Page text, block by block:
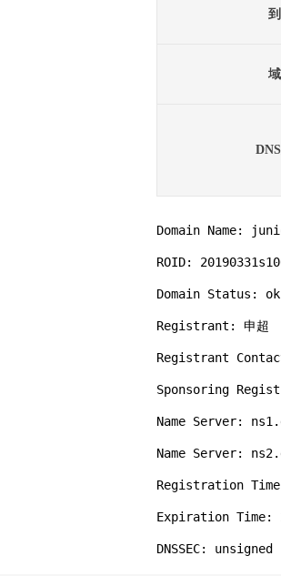
Domain Name:
ROID:
Domain Status: ok
Registrant: 申超
Registrant
Sponsoring
Name Server:
Name Server:
Registration
Expiration Time: